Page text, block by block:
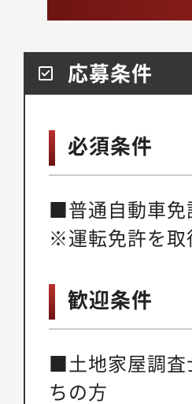
応募条件
必須条件
■普通自動車免
※運転免許を取
歓迎条件
■土地家屋調査
ちの方